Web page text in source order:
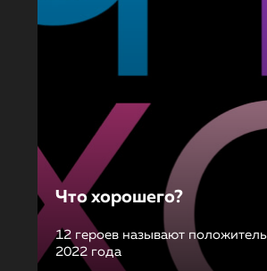
Что хорошего?
12 героев называют
2022 года